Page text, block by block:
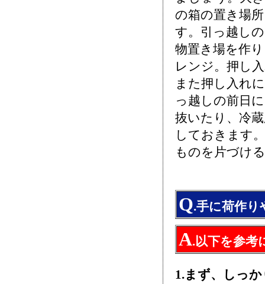
の箱の置き場
す。引っ越し
物置き場を作
レンジ。押し
また押し入れ
っ越しの前日
抜いたり、冷
しておきます
ものを片づけ
Q.手に荷作
A.以下を参考
1.まず、しっ